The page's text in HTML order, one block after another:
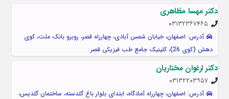
دکتر مهسا مظاهری
۰۳۱۳۲۳۶۷۴۶۵
آدرس: اصفهان، خیابان شمس آبادی، چهارراه قصر، روبرو بانک ملت، کوی
دهش (کوی 26)، کلینیک جامع طب فیزیکی قصر
دکتر ارغوان مختاریان
۰۳۱۳۲۲۰۳۹۵۷
آدرس: اصفهان، چهارراه آمادگاه، ابتدای بلوار باغ گلدسته، ساختمان گلدیس،